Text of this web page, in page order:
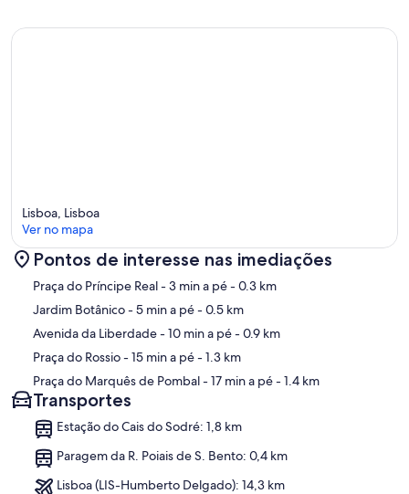
Mapa
Lisboa, Lisboa
Ver no mapa
Pontos de interesse nas imediações
Praça do Príncipe Real- 3 min a pé- 0.3 km
Jardim Botânico- 5 min a pé- 0.5 km
Avenida da Liberdade- 10 min a pé- 0.9 km
Praça do Rossio- 15 min a pé- 1.3 km
Praça do Marquês de Pombal- 17 min a pé- 1.4 km
Transportes
Estação do Cais do Sodré: 1,8 km
Paragem da R. Poiais de S. Bento: 0,4 km
Lisboa (LIS-Humberto Delgado): 14,3 km